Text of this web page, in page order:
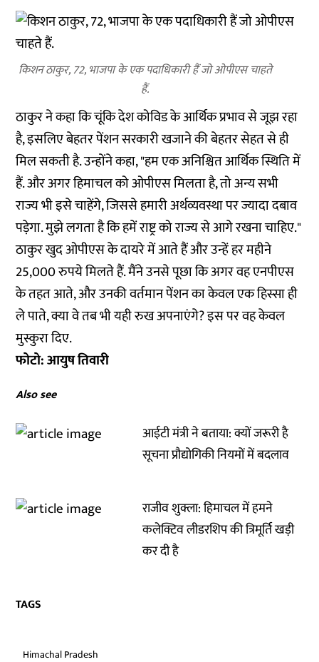
किशन ठाकुर, 72, भाजपा के एक पदाधिकारी हैं जो ओपीएस चाहते
हैं.
ठाकुर ने कहा कि चूंकि देश कोविड के आर्थिक प्रभाव से जूझ रहा
है, इसलिए बेहतर पेंशन सरकारी खजाने की बेहतर सेहत से ही
मिल सकती है. उन्होंने कहा, "हम एक अनिश्चित आर्थिक स्थिति में
हैं. और अगर हिमाचल को ओपीएस मिलता है, तो अन्य सभी
राज्य भी इसे चाहेंगे, जिससे हमारी अर्थव्यवस्था पर ज्यादा दबाव
पड़ेगा. मुझे लगता है कि हमें राष्ट्र को राज्य से आगे रखना चाहिए."
ठाकुर खुद ओपीएस के दायरे में आते हैं और उन्हें हर महीने
25,000 रुपये मिलते हैं. मैंने उनसे पूछा कि अगर वह एनपीएस
के तहत आते, और उनकी वर्तमान पेंशन का केवल एक हिस्सा ही
ले पाते, क्या वे तब भी यही रुख अपनाएंगे? इस पर वह केवल
मुस्कुरा दिए.
फोटो: आयुष तिवारी
Also see
आईटी मंत्री ने बताया: क्यों जरूरी है
सूचना प्रौद्योगिकी नियमों में बदलाव
राजीव शुक्ला: हिमाचल में हमने
कलेक्टिव लीडरशिप की त्रिमूर्ति खड़ी
कर दी है
TAGS
Himachal Pradesh